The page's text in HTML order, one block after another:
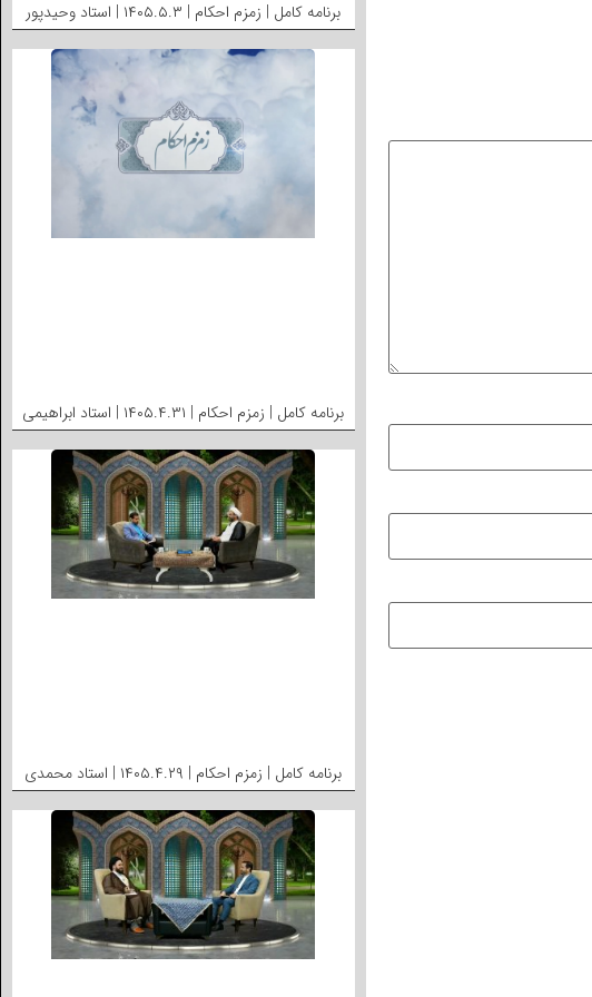
برنامه کامل | زمزم احکام | ۱۴۰۵.۵.۳ | استاد وحیدپور
برنامه کامل | زمزم احکام | ۱۴۰۵.۴.۳۱ | استاد ابراهیمی
برنامه کامل | زمزم احکام | ۱۴۰۵.۴.۲۹ | استاد محمدی